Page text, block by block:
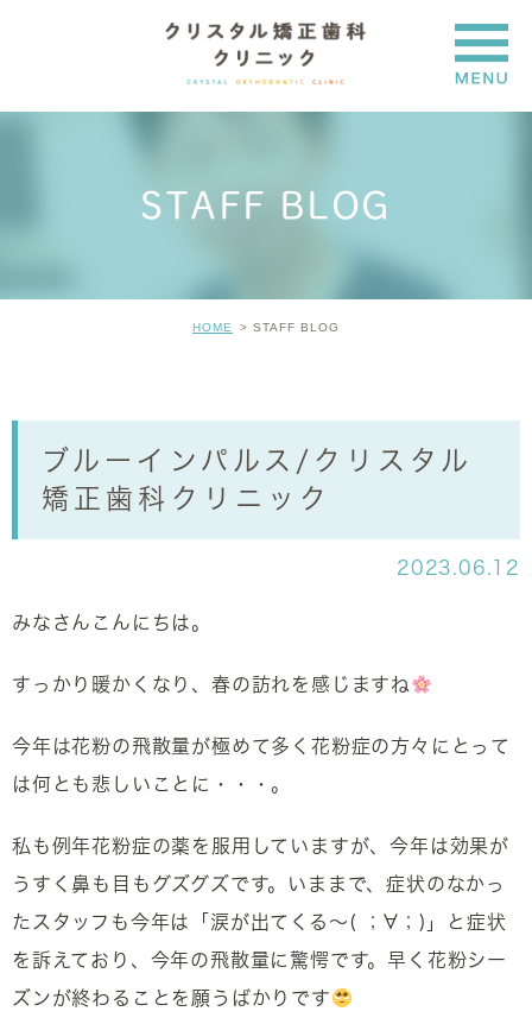
STAFF BLOG
HOME STAFF BLOG
ブルーインパルス/クリスタル
矯正歯科クリニック
2023.06.12
みなさんこんにちは。
すっかり暖かくなり、春の訪れを感じますね
今年は花粉の飛散量が極めて多く花粉症の方々にとって
は何とも悲しいことに・・・。
私も例年花粉症の薬を服用していますが、今年は効果が
うすく鼻も目もグズグズです。いままで、症状のなかっ
たスタッフも今年は「涙が出てくる～( ；∀；)」と症状
を訴えており、今年の飛散量に驚愕です。早く花粉シー
ズンが終わることを願うばかりです